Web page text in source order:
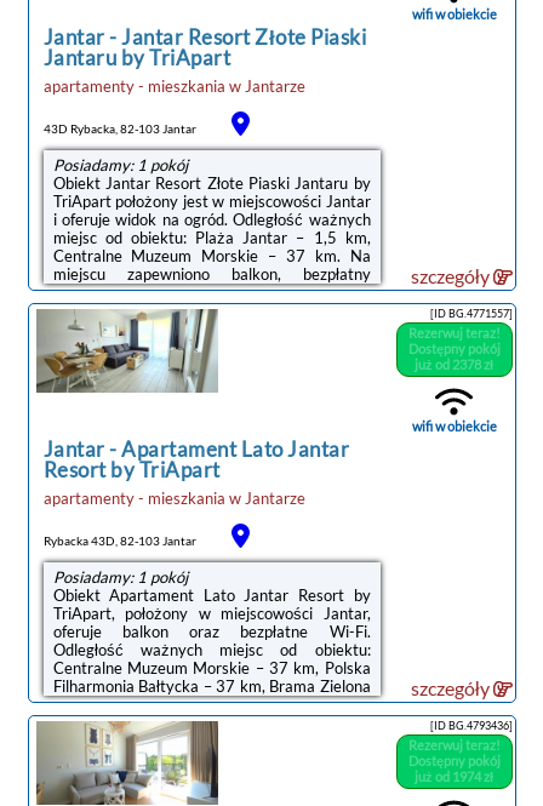
Jantar-Jantar Resort Złote Piaski
Jantaru by TriApart
apartamenty - mieszkania w Jantarze
43D Rybacka, 82-103 Jantar
Posiadamy: 1 pokój
Obiekt Jantar Resort Złote Piaski Jantaru by
TriApart położony jest w miejscowości Jantar
i oferuje widok na ogród. Odległość ważnych
miejsc od obiektu: Plaża Jantar – 1,5 km,
Centralne Muzeum Morskie – 37 km. Na
miejscu zapewniono balkon, bezpłatny
prywatny parking oraz bezpłatne Wi-
Fi.Oferta apartamentu obejmuje sypialnię (1),
salon, kuchnię z pełnym wyposażeniem, w
tym lodówką i ekspresem do kawy, a także
łazienkę (1) z prysznicem oraz suszarką do
włosów. W apartamencie zapewniono ręczniki
wifi w obiekcie
szczegóły
Jantar-Apartament Lato Jantar
Resort by TriApart
apartamenty - mieszkania w Jantarze
Rybacka 43D, 82-103 Jantar
Posiadamy: 1 pokój
Obiekt Apartament Lato Jantar Resort by
TriApart, położony w miejscowości Jantar,
oferuje balkon oraz bezpłatne Wi-Fi.
Odległość ważnych miejsc od obiektu:
Centralne Muzeum Morskie – 37 km, Polska
Filharmonia Bałtycka – 37 km, Brama Zielona
– 38 km. Obiekt zapewnia ogród oraz
bezpłatny prywatny parking. W okolicy w
odległości 1,5 km znajduje się Plaża
Jantar.Oferta apartamentu obejmuje
sypialnię (1), salon, kuchnię z pełnym
wyposażeniem, w tym lodówką i ekspresem
[ID BG.4771557]
Rezerwuj teraz!
Dostępny pokój
już od 2378 zł
wifi w obiekcie
szczegóły
[ID BG.4793436]
Rezerwuj teraz!
Dostępny pokój
już od 1974 zł